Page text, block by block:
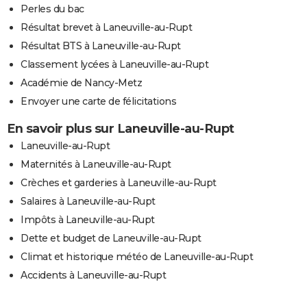
Perles du bac
Résultat brevet à Laneuville-au-Rupt
Résultat BTS à Laneuville-au-Rupt
Classement lycées à Laneuville-au-Rupt
Académie de Nancy-Metz
Envoyer une carte de félicitations
En savoir plus sur Laneuville-au-Rupt
Laneuville-au-Rupt
Maternités à Laneuville-au-Rupt
Crèches et garderies à Laneuville-au-Rupt
Salaires à Laneuville-au-Rupt
Impôts à Laneuville-au-Rupt
Dette et budget de Laneuville-au-Rupt
Climat et historique météo de Laneuville-au-Rupt
Accidents à Laneuville-au-Rupt